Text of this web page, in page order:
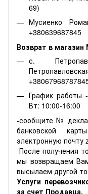
69)
Мусиенко
+380639687845
Возврат в магазин
с.
График работы
Вт: 10:00-16:00
-сообщите №
банковской
электронную почту
-После получения
мы возвращаем
высылаем другой
Услуги
за счет Продавца.